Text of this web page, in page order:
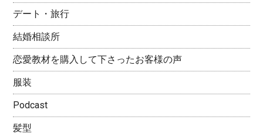
デート・旅行
結婚相談所
恋愛教材を購入して下さったお客様の声
服装
Podcast
髪型